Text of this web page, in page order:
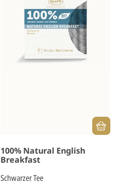
100% Natural English
Breakfast
Schwarzer Tee